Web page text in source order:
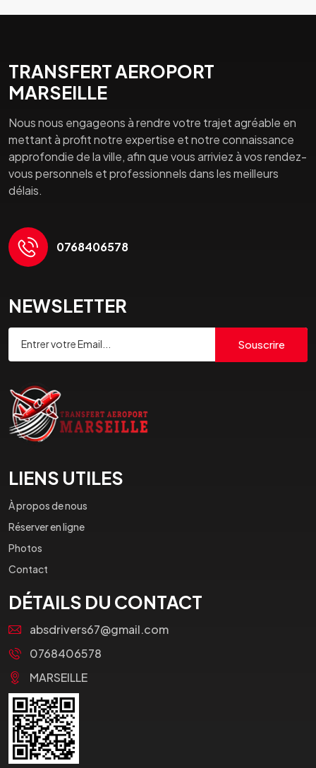
TRANSFERT AEROPORT
MARSEILLE
Nous nous engageons à rendre votre trajet agréable en
mettant à profit notre expertise et notre connaissance
approfondie de la ville, afin que vous arriviez à vos rendez-
vous personnels et professionnels dans les meilleurs
délais.
0768406578
NEWSLETTER
Souscrire
LIENS UTILES
À propos de nous
Réserver en ligne
Photos
Contact
DÉTAILS DU CONTACT
absdrivers67@gmail.com
0768406578
MARSEILLE